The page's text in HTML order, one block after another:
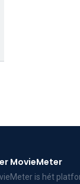
MovieMeter
is hét